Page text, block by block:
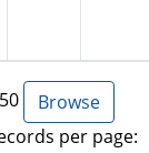
per page: